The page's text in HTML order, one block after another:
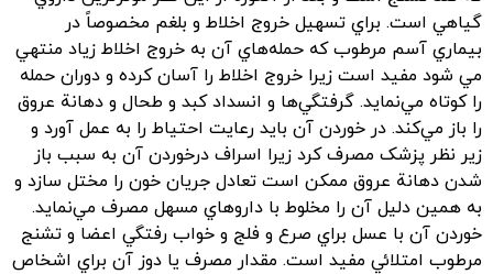
گياهي است‌. براي تسهيل خروج اخلاط و بلغم مخصوصاً در
بيماري آسم مرطوب که حمله‌هاي آن به خروج اخلاط زياد منتهي
مي شود مفيد است زيرا خروج اخلاط را آسان کرده و دوران حمله
را کوتاه مي‌نمايد. گرفتگي‌ها و انسداد کبد و طحال و دهانة عروق
را باز مي‌کند. در خوردن آن بايد رعايت احتياط را به عمل آورد و
زير نظر پزشک مصرف کرد زيرا اسراف درخوردن آن به سبب باز
شدن دهانة عروق ممکن است تعادل جريان خون را مختل سازد و
به همين دليل آن را مخلوط با داروهاي مسهل مصرف مي‌نمايد.
خوردن آن با عسل براي صرع و فلج و خواب رفتگي اعضا و تشنج
مرطوب امتلائي مفيد است. مقدار مصرف يا دوز آن براي اشخاص